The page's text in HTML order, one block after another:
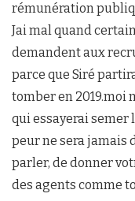
rémunération
Jai mal quand
demandent aux
parce que Siré
tomber en 2019.moi
qui essayerai semer
peur ne sera jamais
parler, de donner
des agents comme